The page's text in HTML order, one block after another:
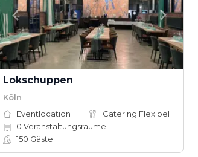
Lokschuppen
Köln
Eventlocation
Catering Flexibel
0 Veranstaltungsräume
150 Gäste